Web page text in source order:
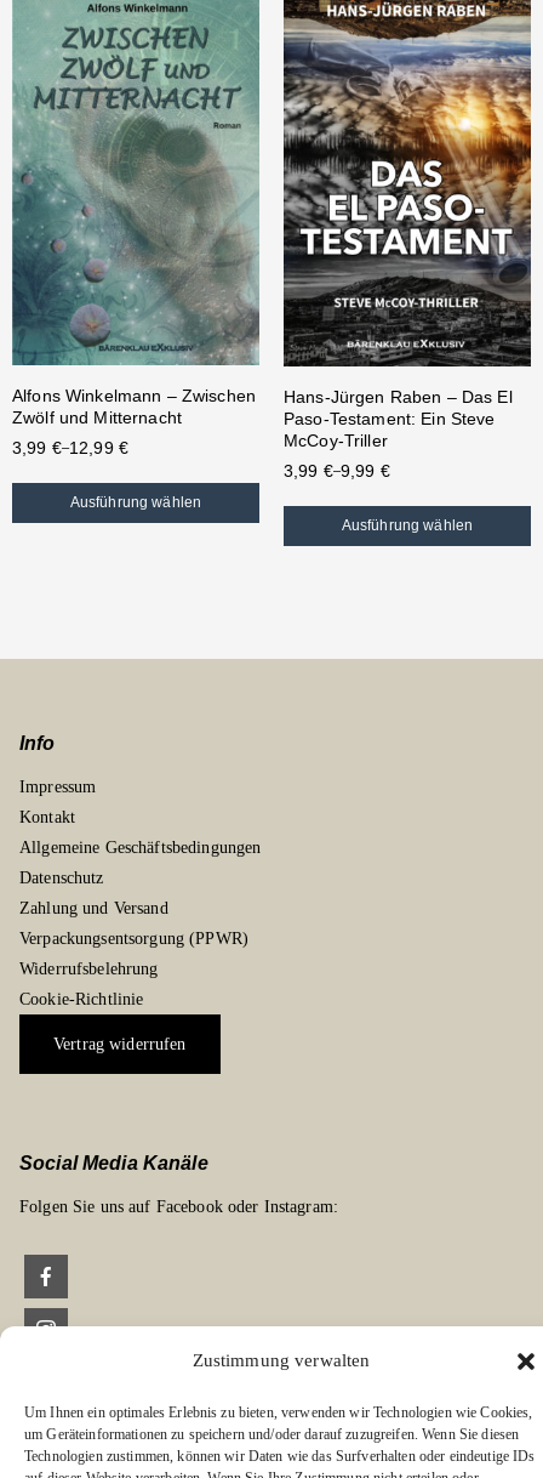
Zustimmung verwalten
Um Ihnen ein optimales Erlebnis zu bieten, verwenden wir Technologien wie Cookies,
um Geräteinformationen zu speichern und/oder darauf zuzugreifen. Wenn Sie diesen
Technologien zustimmen, können wir Daten wie das Surfverhalten oder eindeutige IDs
Alfons Winkelmann – Zwischen
Zwölf und Mitternacht
3,99 €–12,99 €
Ausführung wählen
Hans-Jürgen Raben – Das El
Paso-Testament: Ein Steve
McCoy-Triller
3,99 €–9,99 €
Ausführung wählen
Info
Impressum
Kontakt
Allgemeine Geschäftsbedingungen
Datenschutz
Zahlung und Versand
Verpackungsentsorgung (PPWR)
Widerrufsbelehrung
Cookie-Richtlinie
Vertrag widerrufen
Social Media Kanäle
Folgen Sie uns auf Facebook oder Instagram:
Links zu unseren Partnerverlagen
Edition Bärenklau
BÄRENKLAU EXKLUSIV